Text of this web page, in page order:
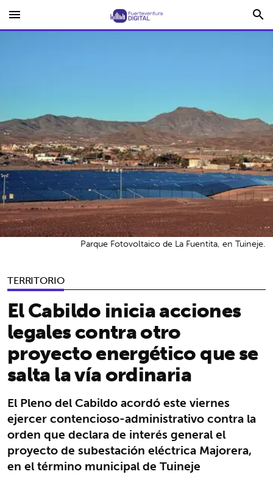
menu search
TERRITORIO
El Cabildo inicia acciones
legales contra otro
proyecto energético que se
salta la vía ordinaria
El Pleno del Cabildo acordó este viernes
ejercer contencioso-administrativo contra la
orden que declara de interés general el
proyecto de subestación eléctrica Majorera,
en el término municipal de Tuineje
Parque Fotovoltaico de La Fuentita, en Tuineje.